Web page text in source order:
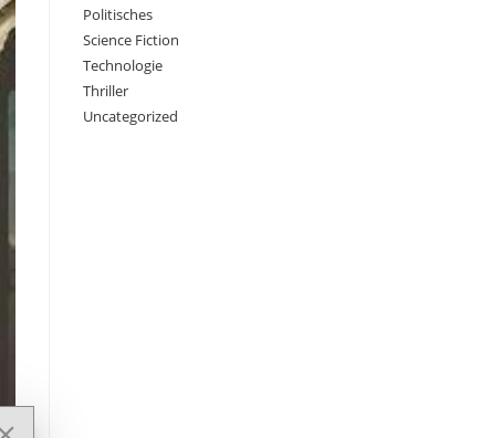
Politisches
Science Fiction
Technologie
Thriller
Uncategorized